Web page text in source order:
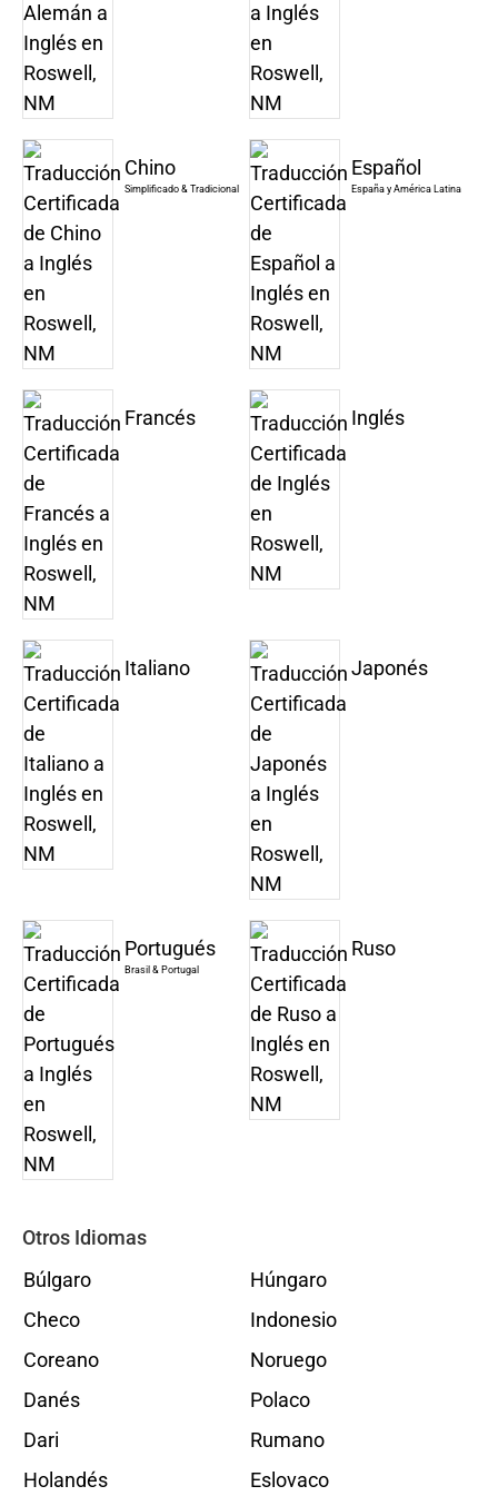
Chino
Simplificado & Tradicional
Español
España y América Latina
Francés Inglés
Italiano Japonés
Portugués
Brasil & Portugal
Ruso
Otros Idiomas
Búlgaro
Checo
Coreano
Danés
Dari
Holandés
Húngaro
Indonesio
Noruego
Polaco
Rumano
Eslovaco